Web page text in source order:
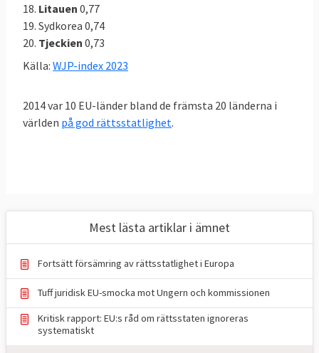
1. Vad är rättsstatlighet?
Grundläggande regler för att reglera statens
makt och skydda personer, föreningar och
korruption och allmän ineffektivitet.
medlemsstats konstitutionella system. Men
demokrati och respekt för grundläggande
rättigheter är en omöjlighet om
rättsstatsprincipen inte respekteras.
Rättsstatsprincipen – sex delar av en
helhet:
18. Litauen 0,77
19. Sydkorea 0,74
20. Tjeckien 0,73
​Källa: WJP-index 2023
2014 var 10 EU-länder bland de främsta 20 länderna i
världen på god rättsstatlighet.
Mest lästa artiklar i ämnet
Fortsätt försämring av rättsstatlighet i Europa
Tuff juridisk EU-smocka mot Ungern och kommissionen
Kritisk rapport: EU:s råd om rättsstaten ignoreras
systematiskt